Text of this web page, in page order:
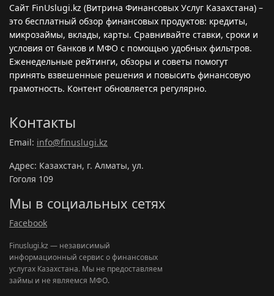
Сайт FinUslugi.kz (Витрина Финансовых Услуг Казахстана) –
это бесплатный обзор финансовых продуктов: кредиты,
микрозаймы, вклады, карты. Сравнивайте ставки, сроки и
условия от банков и МФО с помощью удобных фильтров.
Еженедельные рейтинги, обзоры и советы помогут
принять взвешенные решения и повысить финансовую
грамотность. Контент обновляется регулярно.
Контакты
Email: info@finuslugi.kz
Адрес: Казахстан, г. Алматы, ул.
Гоголя 109
Мы в социальных сетях
Facebook
Finuslugi.kz — независимый
информационный сервис о финансовых
услугах Казахстана. Мы не предоставляем
займы и не являемся МФО.